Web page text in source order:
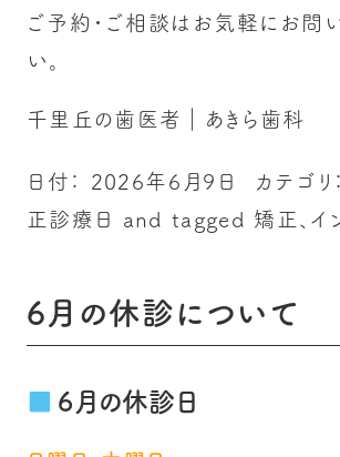
ご予約・ご相談はお気軽にお問
い。
千里丘の歯医者｜あきら歯科
日付： 2026年6月9日 カテゴリ：
正診療日
and tagged 矯正、イ
6月の休診について
6月の休診日